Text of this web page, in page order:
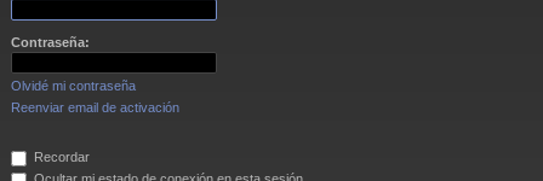
Contraseña:
Olvidé mi contraseña
Reenviar email de activación
Recordar